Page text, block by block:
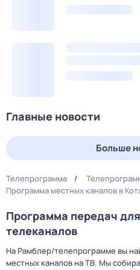
Главные новости
Больше
Телепрограмма
Программа местных каналов в
Программа передач
телеканалов
На Рамблер/телепрограмме вы
местных каналов на ТВ. Мы